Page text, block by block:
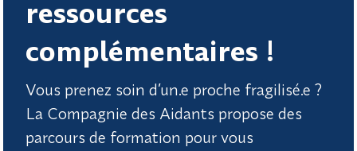
ressources
complémentaires !
Vous prenez soin d’un.e proche fragilisé.e ?
La Compagnie des Aidants propose des
parcours de formation pour vous